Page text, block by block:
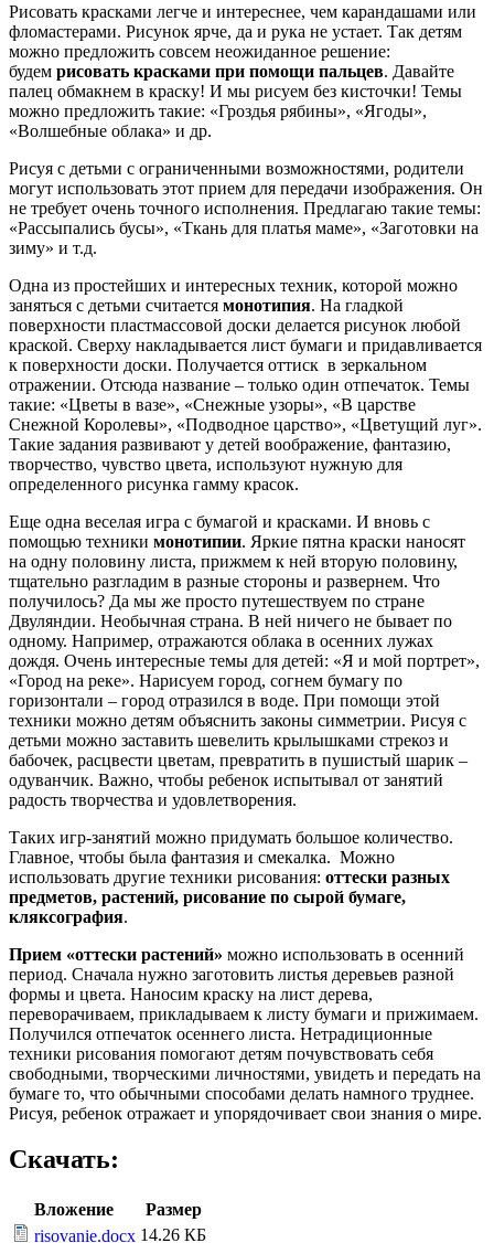
Рисовать красками легче и интереснее, чем карандашами или
фломастерами. Рисунок ярче, да и рука не устает. Так детям
можно предложить совсем неожиданное решение:
будем рисовать красками при помощи пальцев. Давайте
палец обмакнем в краску! И мы рисуем без кисточки! Темы
можно предложить такие: «Гроздья рябины», «Ягоды»,
«Волшебные облака» и др.
Рисуя с детьми с ограниченными возможностями, родители
могут использовать этот прием для передачи изображения. Он
не требует очень точного исполнения. Предлагаю такие темы:
«Рассыпались бусы», «Ткань для платья маме», «Заготовки на
зиму» и т.д.
Одна из простейших и интересных техник, которой можно
заняться с детьми считается монотипия. На гладкой
поверхности пластмассовой доски делается рисунок любой
краской. Сверху накладывается лист бумаги и придавливается
к поверхности доски. Получается оттиск в зеркальном
отражении. Отсюда название – только один отпечаток. Темы
такие: «Цветы в вазе», «Снежные узоры», «В царстве
Снежной Королевы», «Подводное царство», «Цветущий луг».
Такие задания развивают у детей воображение, фантазию,
творчество, чувство цвета, используют нужную для
определенного рисунка гамму красок.
Еще одна веселая игра с бумагой и красками. И вновь с
помощью техники монотипии. Яркие пятна краски наносят
на одну половину листа, прижмем к ней вторую половину,
тщательно разгладим в разные стороны и развернем. Что
получилось? Да мы же просто путешествуем по стране
Двуляндии. Необычная страна. В ней ничего не бывает по
одному. Например, отражаются облака в осенних лужах
дождя. Очень интересные темы для детей: «Я и мой портрет»,
«Город на реке». Нарисуем город, согнем бумагу по
горизонтали – город отразился в воде. При помощи этой
техники можно детям объяснить законы симметрии. Рисуя с
детьми можно заставить шевелить крылышками стрекоз и
бабочек, расцвести цветам, превратить в пушистый шарик –
одуванчик. Важно, чтобы ребенок испытывал от занятий
радость творчества и удовлетворения.
Таких игр-занятий можно придумать большое количество.
Главное, чтобы была фантазия и смекалка. Можно
использовать другие техники рисования: оттески разных
предметов, растений, рисование по сырой бумаге,
кляксография.
Прием «оттески растений» можно использовать в осенний
период. Сначала нужно заготовить листья деревьев разной
формы и цвета. Наносим краску на лист дерева,
переворачиваем, прикладываем к листу бумаги и прижимаем.
Получился отпечаток осеннего листа. Нетрадиционные
техники рисования помогают детям почувствовать себя
свободными, творческими личностями, увидеть и передать на
бумаге то, что обычными способами делать намного труднее.
Рисуя, ребенок отражает и упорядочивает свои знания о мире.
Скачать:
Вложение
Размер
risovanie.docx 14.26 КБ